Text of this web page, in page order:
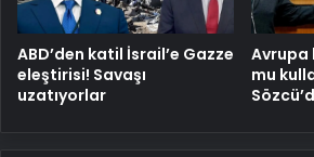
ABD’den katil İsrail’e Gazze
eleştirisi! Savaşı
uzatıyorlar
Avrupa
mu